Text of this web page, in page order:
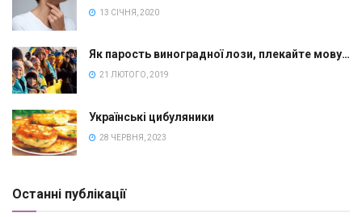
13 СІЧНЯ, 2020
Як парость виноградної лози, плекайте мову…
21 ЛЮТОГО, 2019
Українські цибуляники
28 ЧЕРВНЯ, 2023
Останні публікації